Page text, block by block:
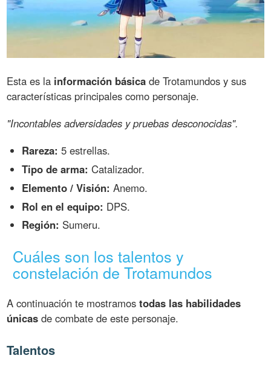
Esta es la información básica de Trotamundos y sus
características principales como personaje.
"Incontables adversidades y pruebas desconocidas".
Rareza: 5 estrellas.
Tipo de arma: Catalizador.
Elemento / Visión: Anemo.
Rol en el equipo: DPS.
Región: Sumeru.
Cuáles son los talentos y
constelación de Trotamundos
A continuación te mostramostodas las habilidades
únicas de combate de este personaje.
Talentos